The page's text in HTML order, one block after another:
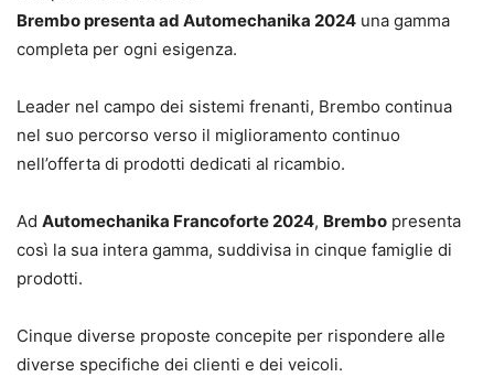
Brembo presenta ad Automechanika 2024 una gamma
completa per ogni esigenza.
Leader nel campo dei sistemi frenanti, Brembo continua
nel suo percorso verso il miglioramento continuo
nell’offerta di prodotti dedicati al ricambio.
Ad Automechanika Francoforte 2024, Brembo presenta
così la sua intera gamma, suddivisa in cinque famiglie di
prodotti.
Cinque diverse proposte concepite per rispondere alle
diverse specifiche dei clienti e dei veicoli.